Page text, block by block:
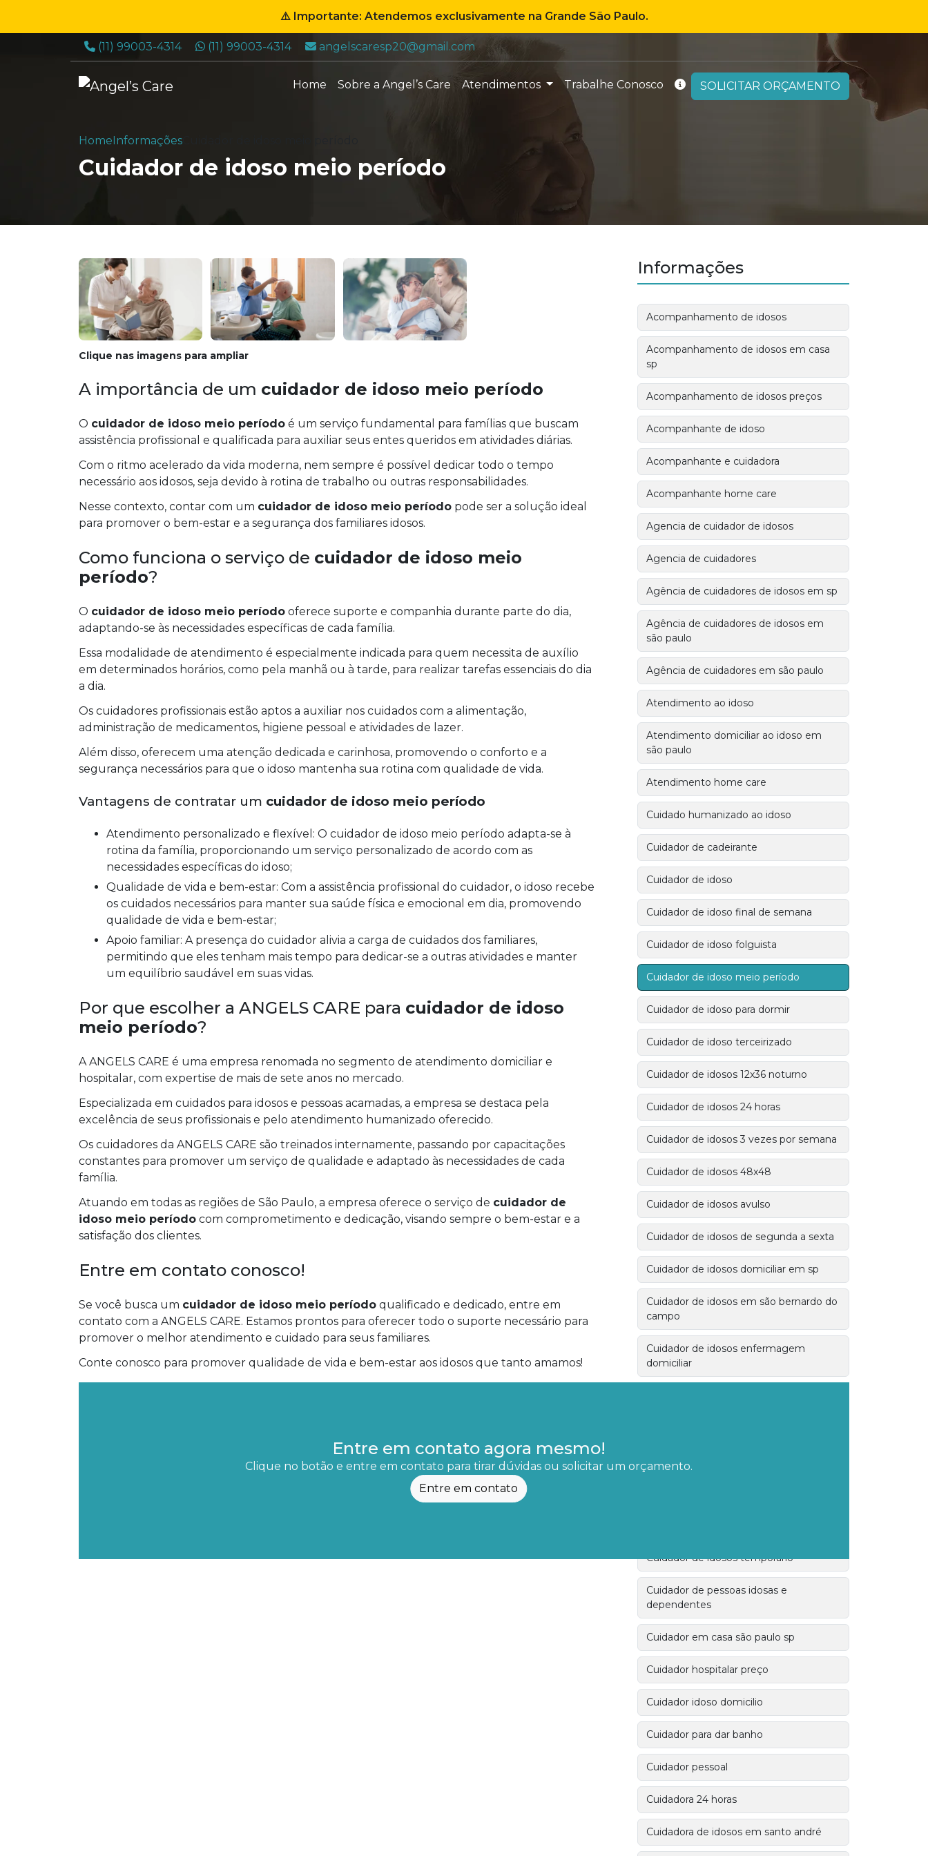
⚠️ Importante: Atendemos exclusivamente na Grande São Paulo.
Telefone:
(11) 99003-4314 WhatsApp:
(11) 99003-4314 E-mail:
angelscaresp20@gmail.com
Home Sobre a Angel’s Care Atendimentos Trabalhe Conosco SOLICITAR ORÇAMENTO
HomeInformações
Cuidador de idoso meio período
Clique nas imagens para ampliar
A importância de um cuidador de idoso meio período
O cuidador de idoso meio período é um serviço fundamental para famílias que buscam
assistência profissional e qualificada para auxiliar seus entes queridos em atividades diárias.
Com o ritmo acelerado da vida moderna, nem sempre é possível dedicar todo o tempo
necessário aos idosos, seja devido à rotina de trabalho ou outras responsabilidades.
Nesse contexto, contar com um cuidador de idoso meio período pode ser a solução ideal
para promover o bem-estar e a segurança dos familiares idosos.
Como funciona o serviço de cuidador de idoso meio
período?
O cuidador de idoso meio período oferece suporte e companhia durante parte do dia,
adaptando-se às necessidades específicas de cada família.
Essa modalidade de atendimento é especialmente indicada para quem necessita de auxílio
em determinados horários, como pela manhã ou à tarde, para realizar tarefas essenciais do dia
a dia.
Os cuidadores profissionais estão aptos a auxiliar nos cuidados com a alimentação,
administração de medicamentos, higiene pessoal e atividades de lazer.
Além disso, oferecem uma atenção dedicada e carinhosa, promovendo o conforto e a
segurança necessários para que o idoso mantenha sua rotina com qualidade de vida.
Vantagens de contratar um cuidador de idoso meio período
Atendimento personalizado e flexível: O cuidador de idoso meio período adapta-se à
rotina da família, proporcionando um serviço personalizado de acordo com as
necessidades específicas do idoso;
Qualidade de vida e bem-estar: Com a assistência profissional do cuidador, o idoso recebe
os cuidados necessários para manter sua saúde física e emocional em dia, promovendo
qualidade de vida e bem-estar;
Apoio familiar: A presença do cuidador alivia a carga de cuidados dos familiares,
permitindo que eles tenham mais tempo para dedicar-se a outras atividades e manter
um equilíbrio saudável em suas vidas.
Por que escolher a ANGELS CARE para cuidador de idoso
meio período?
A ANGELS CARE é uma empresa renomada no segmento de atendimento domiciliar e
hospitalar, com expertise de mais de sete anos no mercado.
Especializada em cuidados para idosos e pessoas acamadas, a empresa se destaca pela
excelência de seus profissionais e pelo atendimento humanizado oferecido.
Os cuidadores da ANGELS CARE são treinados internamente, passando por capacitações
constantes para promover um serviço de qualidade e adaptado às necessidades de cada
família.
Atuando em todas as regiões de São Paulo, a empresa oferece o serviço de cuidador de
idoso meio período com comprometimento e dedicação, visando sempre o bem-estar e a
satisfação dos clientes.
Entre em contato conosco!
Se você busca um cuidador de idoso meio período qualificado e dedicado, entre em
contato com a ANGELS CARE. Estamos prontos para oferecer todo o suporte necessário para
promover o melhor atendimento e cuidado para seus familiares.
Conte conosco para promover qualidade de vida e bem-estar aos idosos que tanto amamos!
Entre em contato agora mesmo!
Clique no botão e entre em contato para tirar dúvidas ou solicitar um orçamento.
Entre em contato
Informações
Acompanhamento de idosos
Acompanhamento de idosos em casa
sp
Acompanhamento de idosos preços
Acompanhante de idoso
Acompanhante e cuidadora
Acompanhante home care
Agencia de cuidador de idosos
Agencia de cuidadores
Agência de cuidadores de idosos em sp
Agência de cuidadores de idosos em
são paulo
Agência de cuidadores em são paulo
Atendimento ao idoso
Atendimento domiciliar ao idoso em
são paulo
Atendimento home care
Cuidado humanizado ao idoso
Cuidador de cadeirante
Cuidador de idoso
Cuidador de idoso final de semana
Cuidador de idoso folguista
Cuidador de idoso meio período
Cuidador de idoso para dormir
Cuidador de idoso terceirizado
Cuidador de idosos 12x36 noturno
Cuidador de idosos 24 horas
Cuidador de idosos 3 vezes por semana
Cuidador de idosos 48x48
Cuidador de idosos avulso
Cuidador de idosos de segunda a sexta
Cuidador de idosos domiciliar em sp
Cuidador de idosos em são bernardo do
campo
Cuidador de idosos enfermagem
domiciliar
Cuidador de idosos noturno em sp
Cuidador de idosos temporário
Cuidador de pessoas idosas e
dependentes
Cuidador em casa são paulo sp
Cuidador hospitalar preço
Cuidador idoso domicilio
Cuidador para dar banho
Cuidador pessoal
Cuidadora 24 horas
Cuidadora de idosos em santo andré